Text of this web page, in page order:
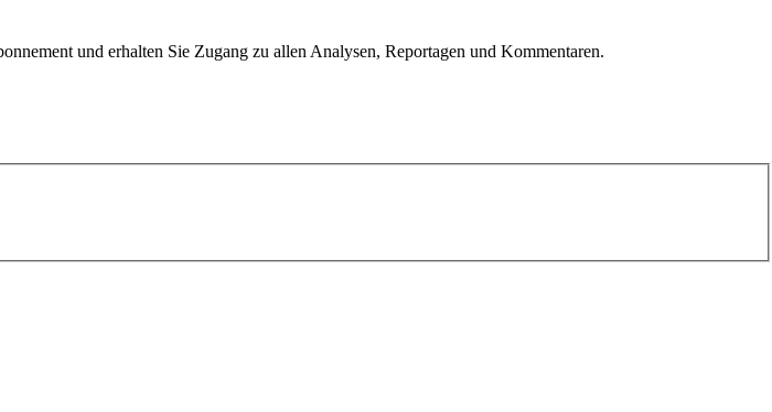
und erhalten Sie Zugang zu allen Analysen, Reportagen und Kommentaren.